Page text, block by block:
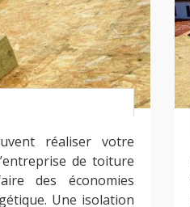
réaliser votre
de toiture
des économies
Une isolation